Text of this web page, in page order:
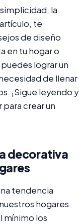
la
te
de diseño
en tu hogar o
lograr un
de llenar
¡Sigue leyendo y
crear un
decorativa
tendencia
hogares.
mínimo los